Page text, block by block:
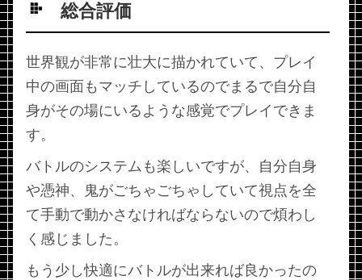
総合評価
世界観が非常に壮大に描かれていて、プレイ
中の画面もマッチしているのでまるで自分自
身がその場にいるような感覚でプレイできま
す。
バトルのシステムも楽しいですが、自分自身
や憑神、鬼がごちゃごちゃしていて視点を全
て手動で動かさなければならないので煩わし
く感じました。
もう少し快適にバトルが出来れば良かったの